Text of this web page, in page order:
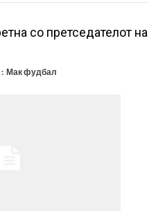
со претседателот на
Мак фудбал